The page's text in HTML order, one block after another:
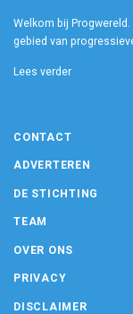
Welkom bij
gebied van
Lees verder
CONTACT
ADVERTEREN
DE STICHTING
TEAM
OVER ONS
PRIVACY
DISCLAIMER